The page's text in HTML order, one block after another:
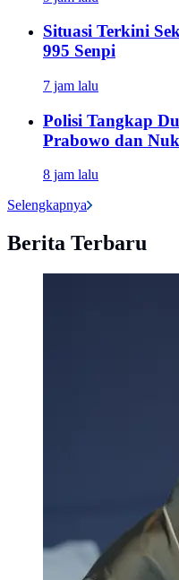
Situasi Terkini
995 Senpi
7 jam lalu
Polisi Tangkap
Prabowo dan
8 jam lalu
Selengkapnya
Berita Terbaru